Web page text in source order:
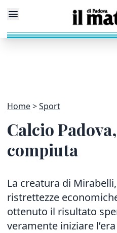
Home Sport
Calcio
compiuta
La creatura di
ristrettezze
ottenuto il risultato
veramente iniziare